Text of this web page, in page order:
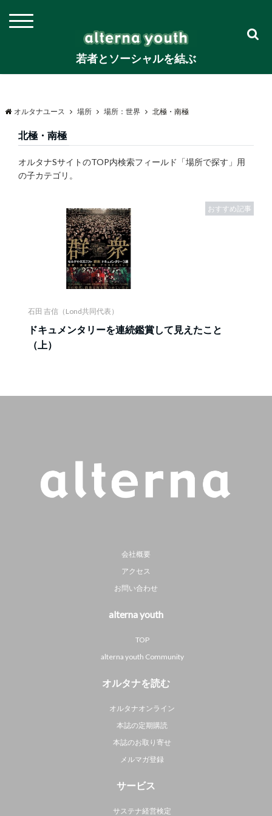
若者とソーシャルを結ぶ
オルタナユース 場所 場所：世界 北極・南極
北極・南極
オルタナSサイトのTOP内検索フィールド「場所で探す」用
の子カテゴリ。
おすすめ記事
石田 吉信（Lond共同代表）
ドキュメンタリーを連続鑑賞して見えたこと
（上）
会社概要
アクセス
お問い合わせ
alterna youth
TOP
alterna youth Community
オルタナを読む
オルタナオンライン
本誌の定期購読
本誌のお取り寄せ
メルマガ登録
サービス
サステナ経営検定